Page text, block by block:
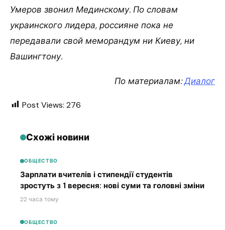
Умеров звонил Мединскому. По словам
украинского лидера, россияне пока не
передавали свой меморандум ни Киеву, ни
Вашингтону.
По материалам:Диалог
Post Views: 276
Схожі новини
ОБЩЕСТВО
Зарплати вчителів і стипендії студентів
зростуть з 1 вересня: нові суми та головні зміни
22 часа тому
ОБЩЕСТВО